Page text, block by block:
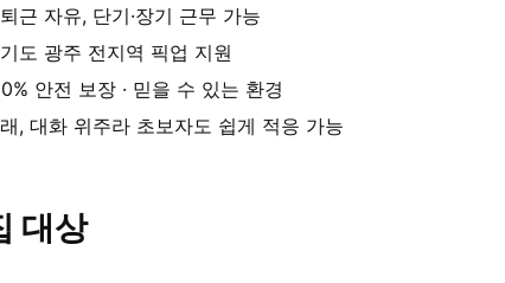
근 자유, 단기·장기 근무 가능
도 광주 전지역 픽업 지원
안전 보장 · 믿을 수 있는 환경
, 대화 위주라 초보자도 쉽게 적응 가능
대상